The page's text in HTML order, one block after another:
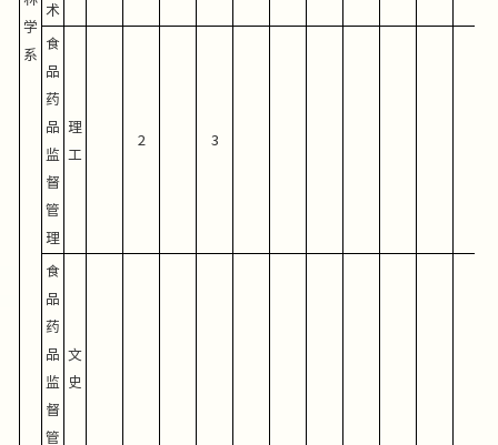
学
系
术
食
品
药
品
监
督
管
理
理
工
2 3
食
品
药
品
监
督
管
文
史